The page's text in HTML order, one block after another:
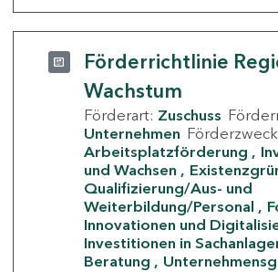
Förderrichtlinie
Wachstum
Förderart: Zuschuss
Unternehmen
Arbeitsplatzförderung
und Wachsen
Qualifizierung/Aus- und
Weiterbildung/Personal
Innovationen und
Investitionen in
Beratung